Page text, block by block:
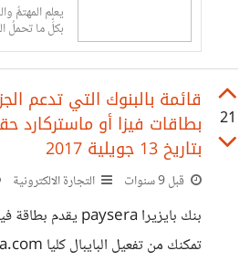
يعلم المهتمُّ
بكلِّ ما تحملُ
تتغيّرُ
21
قائمة بالبنوك التي تدعم
بطاقات فيزا أو ماستركارد
بتاريخ 13 جويلية 2017
قبل 9 سنوات التجارة الالكترونية